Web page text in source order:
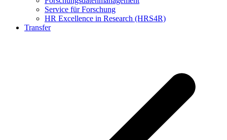
Service für Forschung
HR Excellence in Research (HRS4R)
Transfer